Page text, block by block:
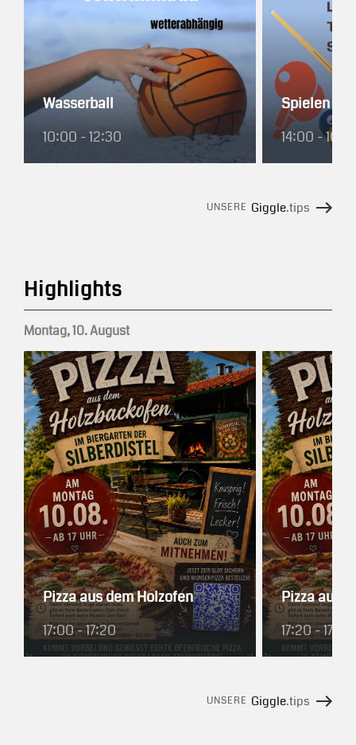
Wasserball
10:00 - 12:30
Spielen
14:00 -
UNSERE Giggle.tips
Highlights
Montag, 10. August
Pizza aus dem Holzofen
17:00 - 17:20
Pizza aus
17:20 - 17:40
UNSERE Giggle.tips